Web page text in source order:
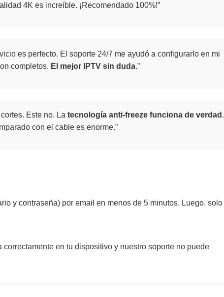
4K es increíble. ¡Recomendado 100%!”
es perfecto. El soporte 24/7 me ayudó a configurarlo en mi
completos. El mejor IPTV sin duda.”
Este no. La tecnología anti-freeze funciona de verdad .
con el cable es enorme.”
y contraseña) por email en menos de 5 minutos. Luego, solo
correctamente en tu dispositivo y nuestro soporte no puede